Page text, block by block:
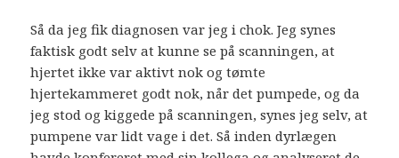
Så da jeg fik diagnosen var jeg i chok. Jeg synes
faktisk godt selv at kunne se på scanningen, at
hjertet ikke var aktivt nok og tømte
hjertekammeret godt nok, når det pumpede, og da
jeg stod og kiggede på scanningen, synes jeg selv, at
pumpene var lidt vage i det. Så inden dyrlægen